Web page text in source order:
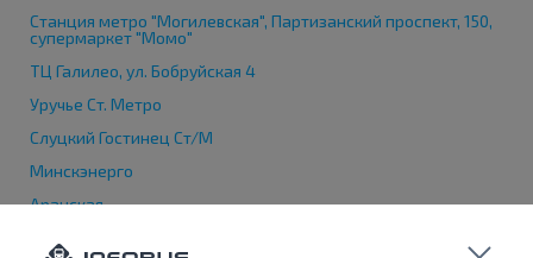
Станция метро "Могилевская", Партизанский проспект, 150,
супермаркет "Момо"
ТЦ Галилео, ул. Бобруйская 4
Уручье Ст. Метро
Слуцкий Гостинец Ст/М
Минскэнерго
Аранская